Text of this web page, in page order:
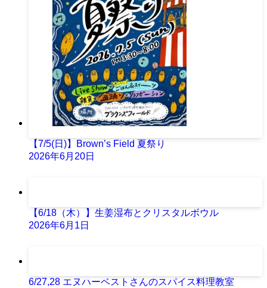
【7/5(日)】Brown’s Field 夏祭り
2026年6月20日
【6/18（木）】生姜湿布とクリスタルボウル
2026年6月1日
6/27,28 エヌハーベストさんのスパイス料理教室